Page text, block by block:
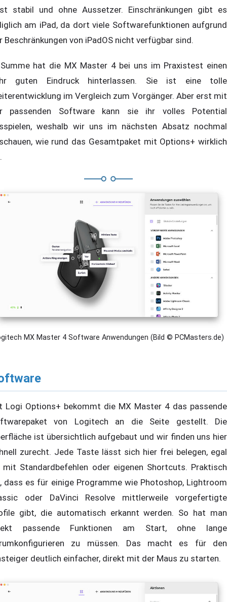
stabil und ohne Aussetzer. Einschränkungen gibt es
am iPad, da dort viele Softwarefunktionen aufgrund
Beschränkungen von iPadOS nicht verfügbar sind.
hat die MX Master 4 bei uns im Praxistest einen
guten Eindruck hinterlassen. Sie ist eine tolle
im Vergleich zum Vorgänger. Aber erst mit
passenden Software kann sie ihr volles Potential
weshalb wir uns im nächsten Absatz nochmal
wie rund das Gesamtpaket mit Options+ wirklich
MX Master 4 Software Anwendungen (Bild © PCMasters.de)
Logi Options+ bekommt die MX Master 4 das passende
von Logitech an die Seite gestellt. Die
ist übersichtlich aufgebaut und wir finden uns hier
zurecht. Jede Taste lässt sich hier frei belegen, egal
mit Standardbefehlen oder eigenen Shortcuts. Praktisch
dass es für einige Programme wie Photoshop, Lightroom
oder DaVinci Resolve mittlerweile vorgefertigte
gibt, die automatisch erkannt werden. So hat man
passende Funktionen am Start, ohne lange
zu müssen. Das macht es für den
deutlich einfacher, direkt mit der Maus zu starten.